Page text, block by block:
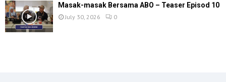
Masak-masak Bersama ABO – Teaser Episod 10
July 30, 2026 0